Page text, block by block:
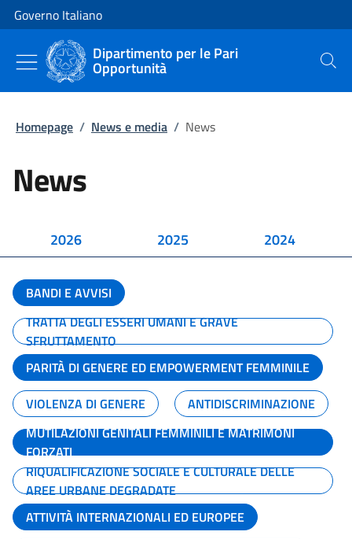
Vai al contenuto
Vai alla navigazione del sito
Governo Italiano
Dipartimento per le Pari
Opportunità Cerca
Homepage / News e media / News
News
2026 2025 2024
BANDI E AVVISI
TRATTA DEGLI ESSERI UMANI E GRAVE
SFRUTTAMENTO
PARITÀ DI GENERE ED EMPOWERMENT FEMMINILE
VIOLENZA DI GENERE
ANTIDISCRIMINAZIONE
MUTILAZIONI GENITALI FEMMINILI E MATRIMONI
FORZATI
RIQUALIFICAZIONE SOCIALE E CULTURALE DELLE
AREE URBANE DEGRADATE
ATTIVITÀ INTERNAZIONALI ED EUROPEE